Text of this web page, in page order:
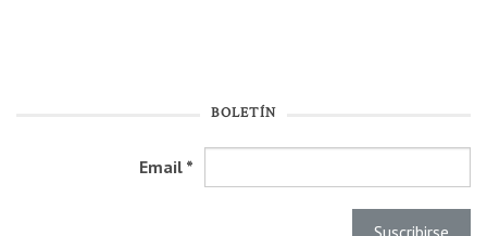
BOLETÍN
Email *